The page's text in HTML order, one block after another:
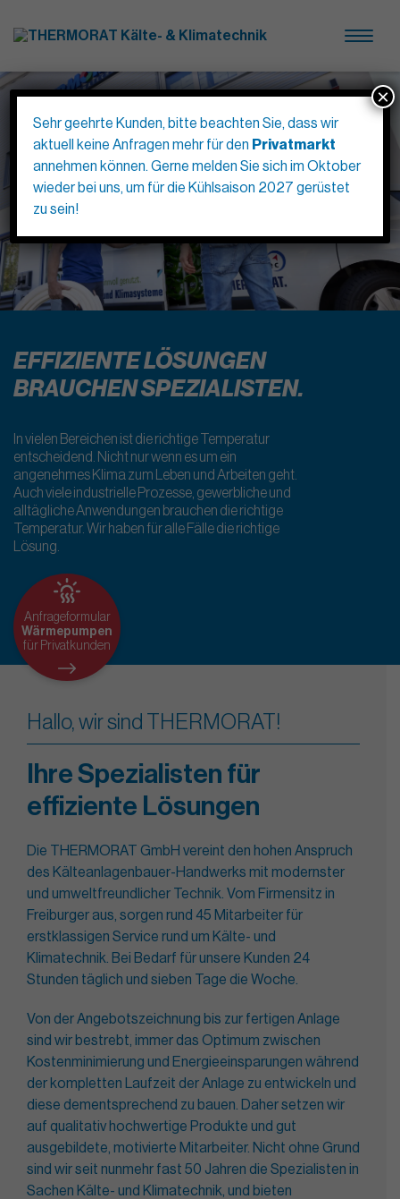
EFFIZIENTE LÖSUNGEN
BRAUCHEN SPEZIALISTEN.
In vielen Bereichen ist die richtige Temperatur
entscheidend. Nicht nur wenn es um ein
angenehmes Klima zum Leben und Arbeiten geht.
Auch viele industrielle Prozesse, gewerbliche und
alltägliche Anwendungen brauchen die richtige
Temperatur. Wir haben für alle Fälle die richtige
Lösung.
Anfrageformular
Wärmepumpen
für Privatkunden
Hallo, wir sind THERMORAT!
Ihre Spezialisten für
effiziente Lösungen
Die THERMORAT GmbH vereint den hohen Anspruch
des Kälteanlagenbauer-Handwerks mit modernster
und umweltfreundlicher Technik. Vom Firmensitz in
Freiburger aus, sorgen rund 45 Mitarbeiter für
erstklassigen Service rund um Kälte- und
Klimatechnik. Bei Bedarf für unsere Kunden 24
Stunden täglich und sieben Tage die Woche.
Von der Angebotszeichnung bis zur fertigen Anlage
sind wir bestrebt, immer das Optimum zwischen
Kostenminimierung und Energieeinsparungen während
der kompletten Laufzeit der Anlage zu entwickeln und
diese dementsprechend zu bauen. Daher setzen wir
auf qualitativ hochwertige Produkte und gut
ausgebildete, motivierte Mitarbeiter. Nicht ohne Grund
sind wir seit nunmehr fast 50 Jahren die Spezialisten in
Sachen Kälte- und Klimatechnik, und bieten
Sehr geehrte Kunden, bitte beachten Sie, dass wir
aktuell keine Anfragen mehr für den Privatmarkt
annehmen können. Gerne melden Sie sich im Oktober
wieder bei uns, um für die Kühlsaison 2027 gerüstet
zu sein!
×